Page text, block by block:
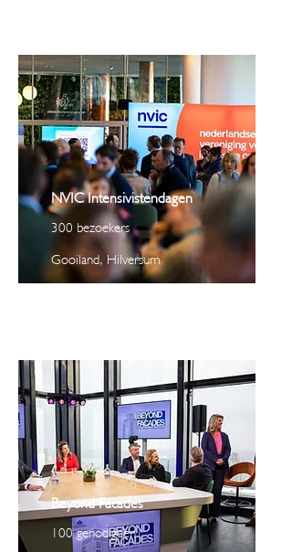
NVIC Intensivistendagen
300 bezoekers
Gooiland, Hilversum
Beyond Facades
100 genodigden